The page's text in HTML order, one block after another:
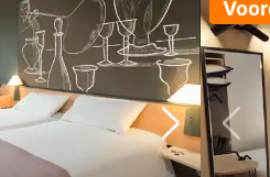
Volgende